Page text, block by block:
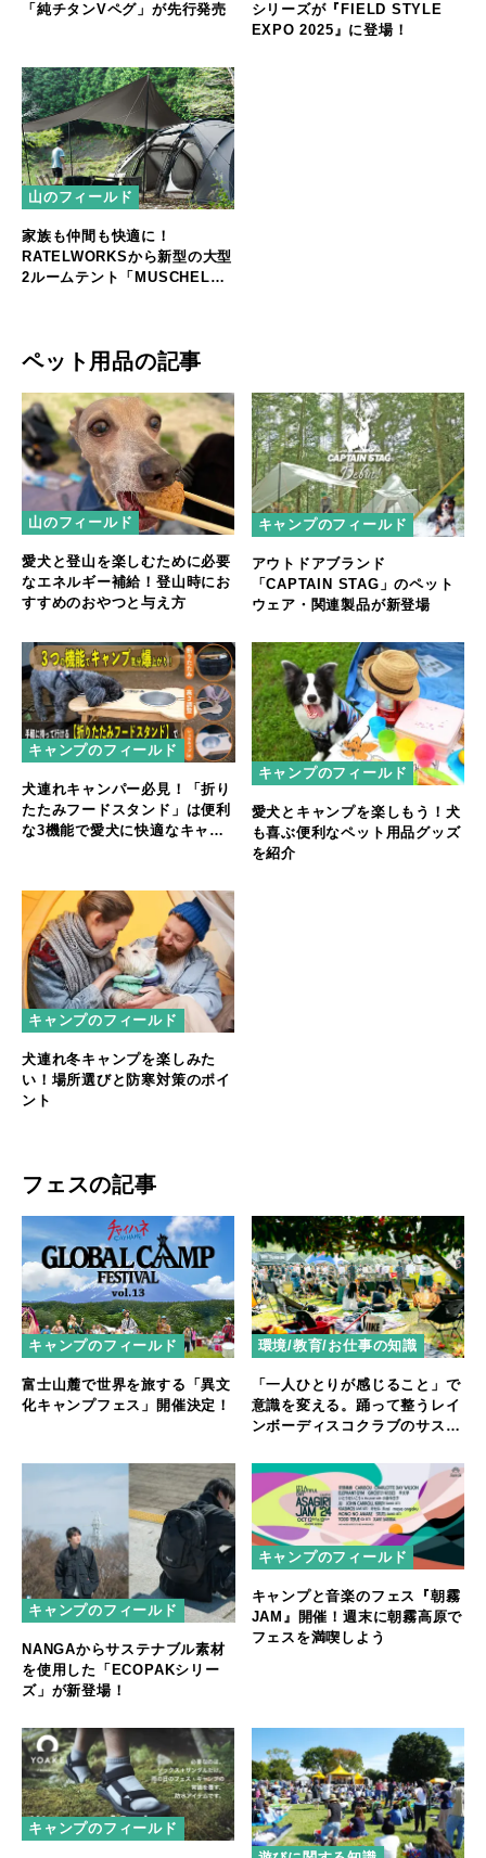
「純チタンVペグ」が先行発売
シリーズが『FIELD STYLE
EXPO 2025』に登場！
山のフィールド
家族も仲間も快適に！
RATELWORKSから新型の大型
2ルームテント「MUSCHEL」
ペット用品の記事
山のフィールド
愛犬と登山を楽しむために必要
なエネルギー補給！登山時にお
すすめのおやつと与え方
キャンプのフィールド
アウトドアブランド
「CAPTAIN STAG」のペット
ウェア・関連製品が新登場
キャンプのフィールド
犬連れキャンパー必見！「折り
たたみフードスタンド」は便利
な3機能で愛犬に快適なキャン
キャンプのフィールド
愛犬とキャンプを楽しもう！犬
も喜ぶ便利なペット用品グッズ
を紹介
キャンプのフィールド
犬連れ冬キャンプを楽しみた
い！場所選びと防寒対策のポイ
ント
フェスの記事
キャンプのフィールド
富士山麓で世界を旅する「異文
化キャンプフェス」開催決定！
環境/教育/お仕事の知識
「一人ひとりが感じること」で
意識を変える。踊って整うレイ
ンボーディスコクラブのサステ
キャンプのフィールド
NANGAからサステナブル素材
を使用した「ECOPAKシリー
ズ」が新登場！
キャンプのフィールド
キャンプと音楽のフェス『朝霧
JAM』開催！週末に朝霧高原で
フェスを満喫しよう
キャンプのフィールド